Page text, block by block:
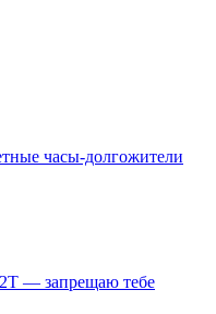
часы-долгожители
— запрещаю тебе